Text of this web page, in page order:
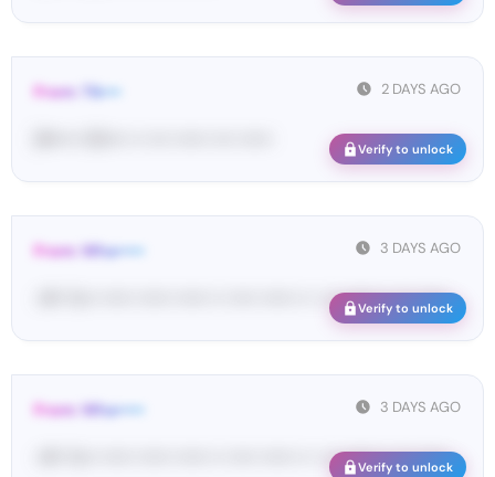
2 DAYS AGO
From: Tik•••
Verify to unlock
3 DAYS AGO
From: Wha•••••
<#• Yo•• •••••• •••••• •••••• •• ••••• •••••• •• • ••• •••••• •• ••• ••••• ...
Verify to unlock
3 DAYS AGO
From: Wha•••••
<#• Yo•• •••••• •••••• •••••• •• ••••• •••••• •• • ••• •••••• •• ••• ••••• ...
Verify to unlock